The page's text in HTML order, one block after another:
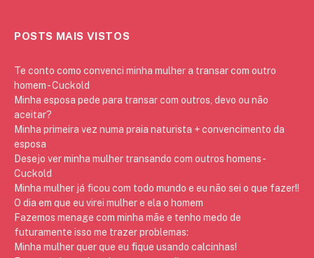
POSTS MAIS VISTOS
Te conto como convenci minha mulher a transar com outro
homem - Cuckold
Minha esposa pede para transar com outros, devo ou não
aceitar?
Minha primeira vez numa praia naturista + convencimento da
esposa
Desejo ver minha mulher transando com outros homens -
Cuckold
Minha mulher já ficou com todo mundo e eu não sei o que fazer!!
O dia em que eu virei mulher e ela o homem
Fazemos menage com minha mãe e tenho medo de
futuramente isso me trazer problemas:
Minha mulher quer que eu fique usando calcinhas!